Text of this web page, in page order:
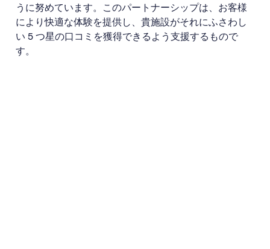
うに努めています。このパートナーシップは、お客様
により快適な体験を提供し、貴施設がそれにふさわし
い 5 つ星の口コミを獲得できるよう支援するもので
す。